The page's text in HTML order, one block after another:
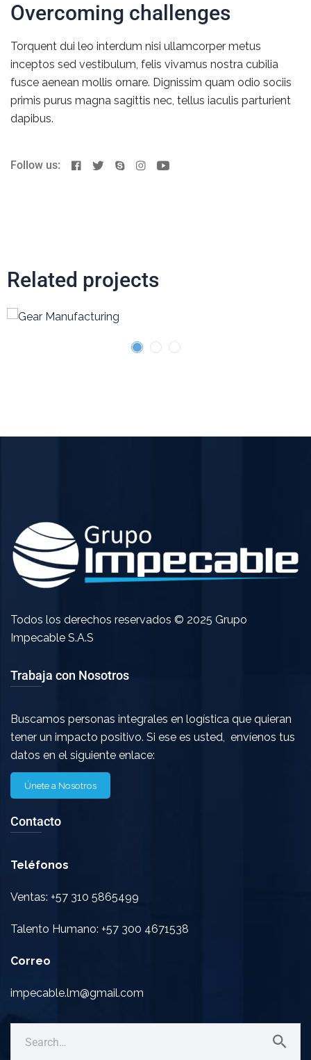
Overcoming challenges
Torquent dui leo interdum nisi ullamcorper metus
inceptos sed vestibulum, felis vivamus nostra cubilia
fusce aenean mollis ornare. Dignissim quam odio sociis
primis purus magna sagittis nec, tellus iaculis parturient
dapibus.
Follow us:
Related projects
Todos los derechos reservados © 2025 Grupo
Impecable S.A.S
Trabaja con Nosotros
Buscamos personas integrales en logística que quieran
tener un impacto positivo. Si ese es usted, envíenos tus
datos en el siguiente enlace:
Únete a Nosotros
Contacto
Teléfonos
Ventas: +57 310 5865499
Talento Humano: +57 300 4671538
Correo
impecable.lm@gmail.com